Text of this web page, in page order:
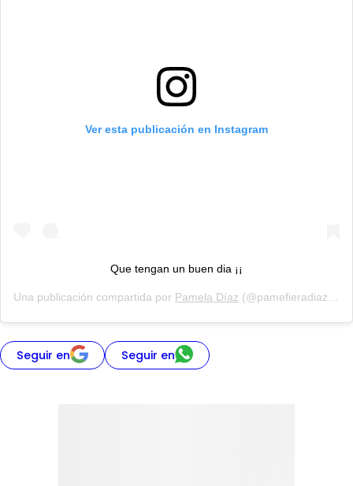
Ver esta publicación en Instagram
Que tengan un buen dia ¡¡
Una publicación compartida por Pamela Díaz (@pamefieradiaz) el
Seguir en Seguir en